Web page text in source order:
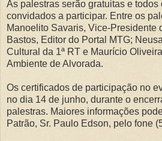
As palestras serão gratuitas e
convidados a participar. Entre os
Manoelito Savaris, Vice-Presidente
Bastos, Editor do Portal MTG;
Cultural da 1ª RT e Maurício
Ambiente de Alvorada.
Os certificados de participação no
no dia 14 de junho, durante o
palestras. Maiores informações
Patrão, Sr. Paulo Edson, pelo fone